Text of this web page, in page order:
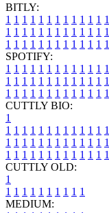
BITLY:
1 1 1 1 1 1 1 1 1 1 1 1 1
1 1 1 1 1 1 1 1 1 1 1 1 1
1 1 1 1 1 1 1 1 1 1 1 1 1
SPOTIFY:
1 1 1 1 1 1 1 1 1 1 1 1 1
1 1 1 1 1 1 1 1 1 1 1 1 1
1 1 1 1 1 1 1 1 1 1 1 1 1
CUTTLY BIO:
1
1 1 1 1 1 1 1 1 1 1 1 1 1
1 1 1 1 1 1 1 1 1 1 1 1 1
1 1 1 1 1 1 1 1 1 1 1 1 1
CUTTLY OLD:
1
1 1 1 1 1 1 1 1 1 1
MEDIUM: